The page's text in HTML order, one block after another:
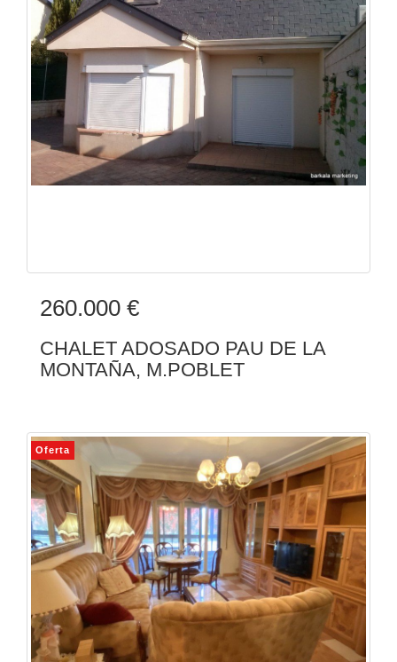
260.000 €
CHALET ADOSADO PAU DE LA
MONTAÑA, M.POBLET
Oferta